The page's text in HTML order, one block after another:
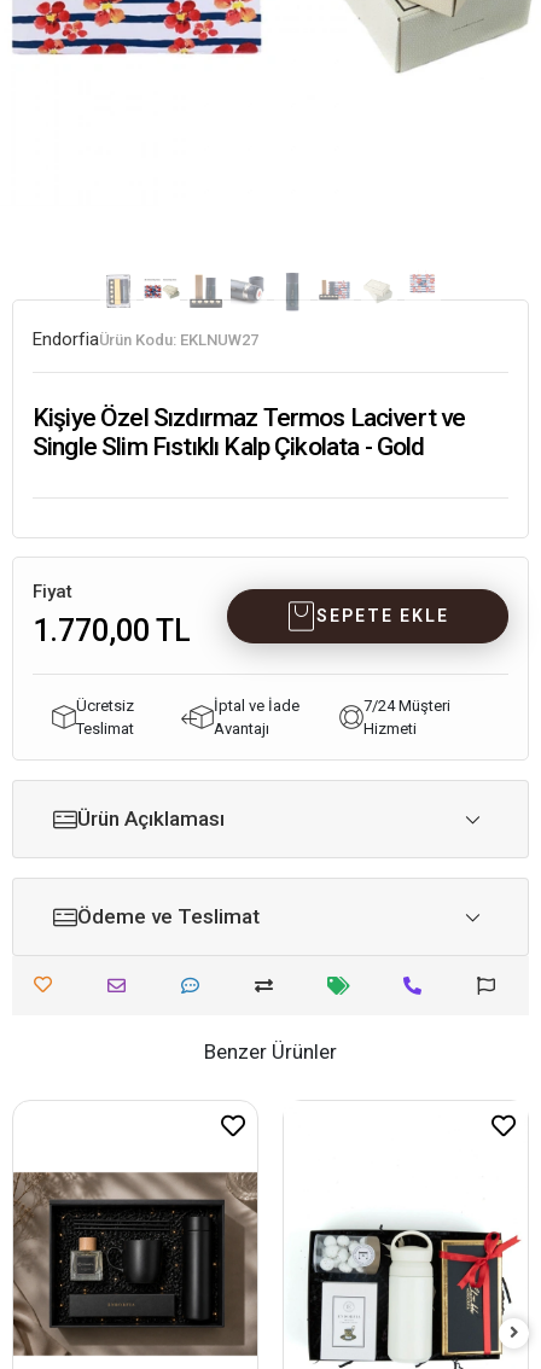
EndorfiaÜrün Kodu: EKLNUW27
Kişiye Özel Sızdırmaz Termos Lacivert ve
Single Slim Fıstıklı Kalp Çikolata - Gold
Fiyat
1.770,00 TL SEPETE EKLE
Ücretsiz
Teslimat
İptal ve İade
Avantajı
7/24 Müşteri
Hizmeti
Ürün Açıklaması
Ödeme ve Teslimat
Benzer Ürünler